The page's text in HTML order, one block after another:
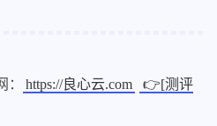
https://良心云.com
👉[测评